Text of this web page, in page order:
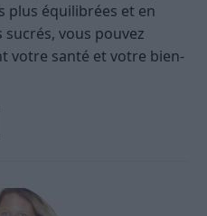
plus équilibrées et en
vous pouvez
votre santé et votre bien-